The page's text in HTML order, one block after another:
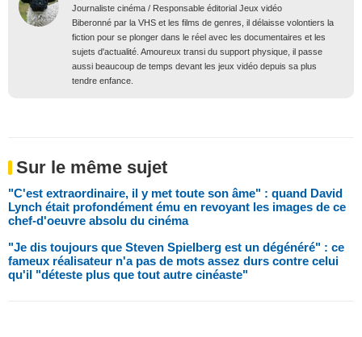
Journaliste cinéma / Responsable éditorial Jeux vidéo
Biberonné par la VHS et les films de genres, il délaisse volontiers la
fiction pour se plonger dans le réel avec les documentaires et les
sujets d'actualité. Amoureux transi du support physique, il passe
aussi beaucoup de temps devant les jeux vidéo depuis sa plus
tendre enfance.
Sur le même sujet
"C'est extraordinaire, il y met toute son âme" : quand David
Lynch était profondément ému en revoyant les images de ce
chef-d'oeuvre absolu du cinéma
"Je dis toujours que Steven Spielberg est un dégénéré" : ce
fameux réalisateur n'a pas de mots assez durs contre celui
qu'il "déteste plus que tout autre cinéaste"